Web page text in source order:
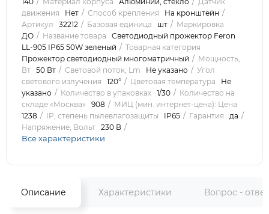
движения
Нет Способ крепления
На кронштейн
Артикул
32212 Базовая единица шт
Маркировка
ДО
Название товара
Светодиодный прожектор Feron
LL-905 IP65 50W зеленый
Товарная категория
Прожектор светодиодный многоматричный
Мощность,
Вт 50 Вт Световой поток, Lm Не указано
Угол
светового излучения
120° Цветовая температура
Не
указано
Количество в упаковках 1/30
Количество на
складе «Москва»
908
МИЦ (мин. интернет-цена): Цена
1238
IP, степень пылевлагозащиты IP65 Гарантия
да
Напряжение, Вольт 230 В
Все характеристики
Описание Характеристики Вопрос -